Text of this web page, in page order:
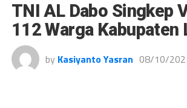
TNI AL Dabo Singkep
112 Warga Kabupaten
by Kasiyanto Yasran 08/10/